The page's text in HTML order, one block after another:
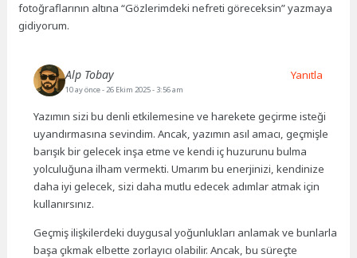
fotoğraflarının altına “Gözlerimdeki nefreti göreceksin” yazmaya
gidiyorum.
Alp Tobay
10 ay önce- 26 Ekim 2025 - 3:56 am
Yazımın sizi bu denli etkilemesine ve harekete geçirme isteği
uyandırmasına sevindim. Ancak, yazımın asıl amacı, geçmişle
barışık bir gelecek inşa etme ve kendi iç huzurunu bulma
yolculuğuna ilham vermekti. Umarım bu enerjinizi, kendinize
daha iyi gelecek, sizi daha mutlu edecek adımlar atmak için
kullanırsınız.
Geçmiş ilişkilerdeki duygusal yoğunlukları anlamak ve bunlarla
başa çıkmak elbette zorlayıcı olabilir. Ancak, bu süreçte
Yanıtla